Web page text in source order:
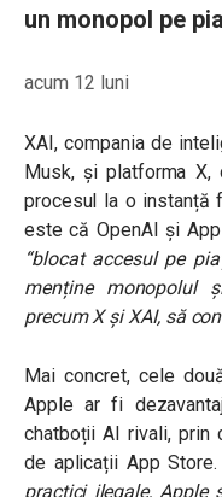
un monopol pe
acum 12 luni
XAI, compania de
Musk, și platforma X,
procesul la o instanță
este că OpenAI și
“blocat accesul pe
menține monopolul
precum X și XAI, să
Mai concret, cele
Apple ar fi
chatboții AI rivali, prin
de aplicații App Store.
practici ilegale, Apple